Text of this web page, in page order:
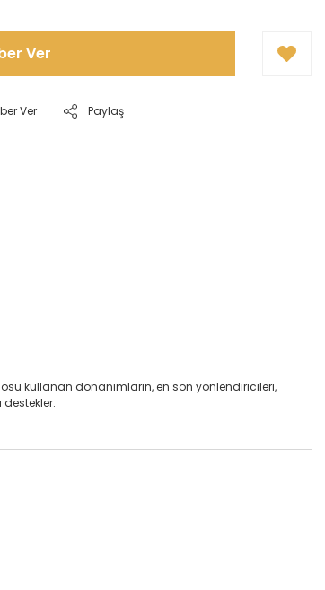
Ver
Ver Paylaş
kullanan donanımların, en son yönlendiricileri,
destekler.